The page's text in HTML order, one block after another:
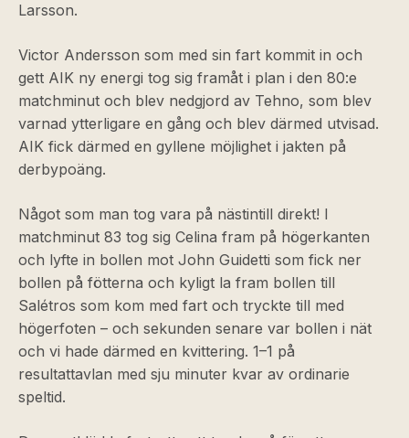
Larsson.
Victor Andersson som med sin fart kommit in och
gett AIK ny energi tog sig framåt i plan i den 80:e
matchminut och blev nedgjord av Tehno, som blev
varnad ytterligare en gång och blev därmed utvisad.
AIK fick därmed en gyllene möjlighet i jakten på
derbypoäng.
Något som man tog vara på nästintill direkt! I
matchminut 83 tog sig Celina fram på högerkanten
och lyfte in bollen mot John Guidetti som fick ner
bollen på fötterna och kyligt la fram bollen till
Salétros som kom med fart och tryckte till med
högerfoten – och sekunden senare var bollen i nät
och vi hade därmed en kvittering. 1–1 på
resultattavlan med sju minuter kvar av ordinarie
speltid.